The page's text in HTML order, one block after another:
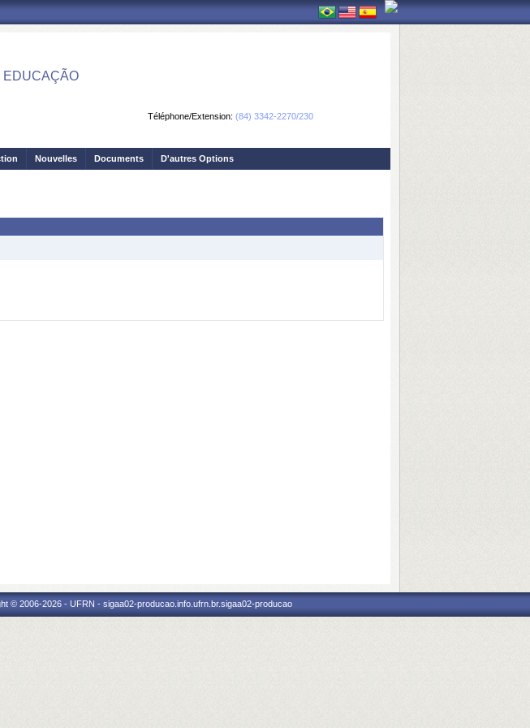
EDUCAÇÃO
Téléphone/Extension: (84) 3342-2270/230
Nouvelles Documents D'autres Options
© 2006-2026 - UFRN - sigaa02-producao.info.ufrn.br.sigaa02-producao